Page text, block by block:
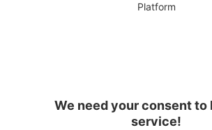
Platform
We need your consent to
service!